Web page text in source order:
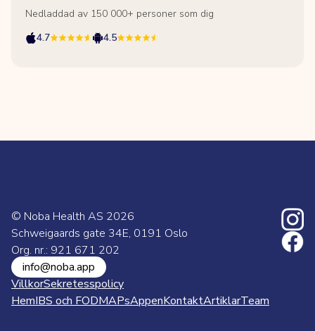
Nedladdad av 150 000+ personer som dig
4.7
4.5
© Noba Health AS 2026
Schweigaards gate 34E, 0191 Oslo
Org. nr.: 921 671 202
info@noba.app
VillkorSekretesspolicy
HemIBS och FODMAPsAppenKontaktArtiklarTeam